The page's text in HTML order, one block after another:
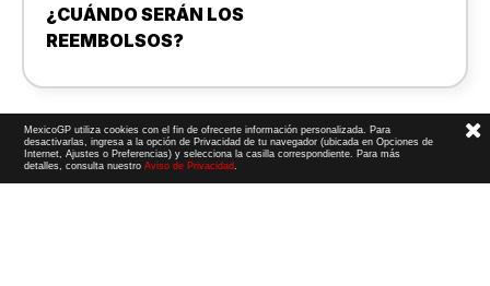
¿CUÁNDO SERÁN LOS
REEMBOLSOS?
MexicoGP utiliza cookies con el fin de ofrecerte información personalizada. Para
desactivarlas, ingresa a la opción de Privacidad de tu navegador (ubicada en Opciones de
Internet, Ajustes o Preferencias) y selecciona la casilla correspondiente. Para más
detalles, consulta nuestroAviso de Privacidad.